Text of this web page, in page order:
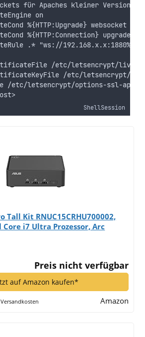
für Apaches kleiner Version
on
%{HTTP:Upgrade} websocket
%{HTTP:Connection} upgrade
.* "ws://
/etc/letsencrypt/live/
/etc/letsencrypt/
/etc/letsencrypt/options-ssl-
ShellSession
Tall Kit RNUC15CRHU700002,
i7 Ultra Prozessor, Arc
5.4, ohne
Preis nicht verfügbar
auf Amazon kaufen*
Amazon